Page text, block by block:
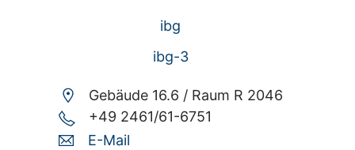
ibg
ibg-3
Gebäude 16.6 / Raum R 2046
+49 2461/61-6751
E-Mail